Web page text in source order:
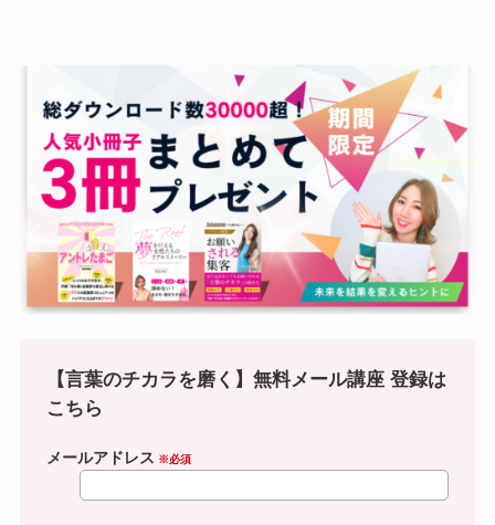
【言葉のチカラを磨く】無料メール講座 登録は
こちら
メールアドレス ※必須